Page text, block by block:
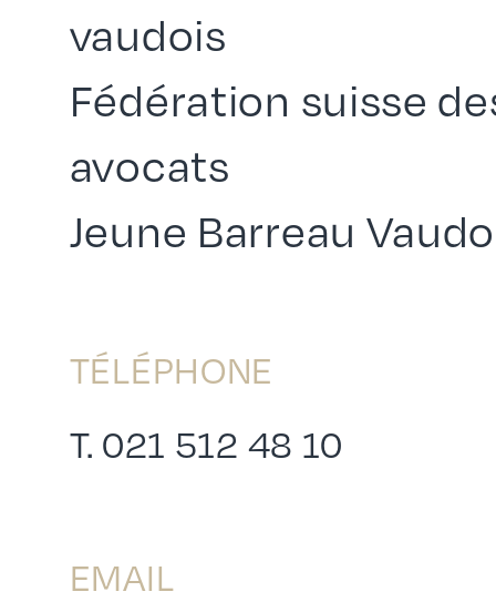
vaudois
Fédération suisse
avocats
Jeune Barreau
TÉLÉPHONE
T. 021 512 48 10
EMAIL